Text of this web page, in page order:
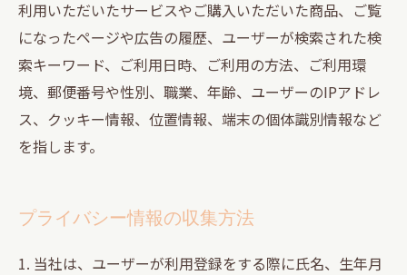
利用いただいたサービスやご購入いただいた商品、ご覧
になったページや広告の履歴、ユーザーが検索された検
索キーワード、ご利用日時、ご利用の方法、ご利用環
境、郵便番号や性別、職業、年齢、ユーザーのIPアドレ
ス、クッキー情報、位置情報、端末の個体識別情報など
を指します。
プライバシー情報の収集方法
1. 当社は、ユーザーが利用登録をする際に氏名、生年月